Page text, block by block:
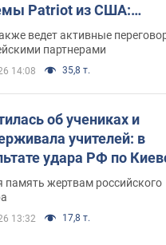
Patriot из США:
раскрыл
ведет активные
партнерами
14:08 35,8 т.
об учениках и
учителей: в
удара РФ по
погибли директор
лицея, её муж и
память жертвам российского
13:32 17,8 т.